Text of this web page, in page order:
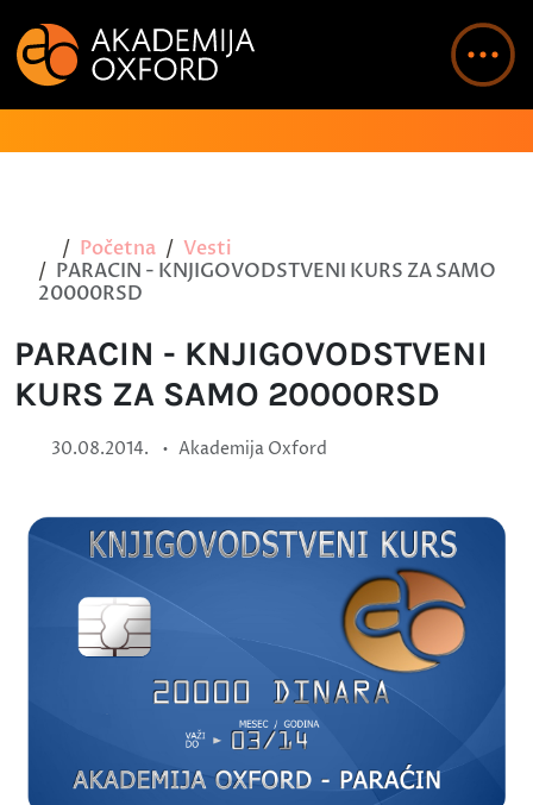
Početna
Vesti
PARACIN - KNJIGOVODSTVENI KURS ZA SAMO
20000RSD
PARACIN - KNJIGOVODSTVENI
KURS ZA SAMO 20000RSD
30.08.2014. • Akademija Oxford